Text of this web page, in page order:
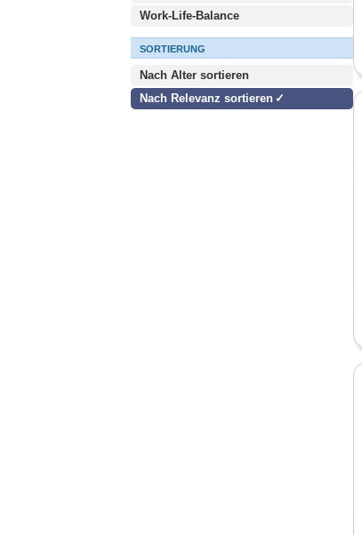
Work-Life-Balance
SORTIERUNG
Nach Alter sortieren
Nach Relevanz sortieren